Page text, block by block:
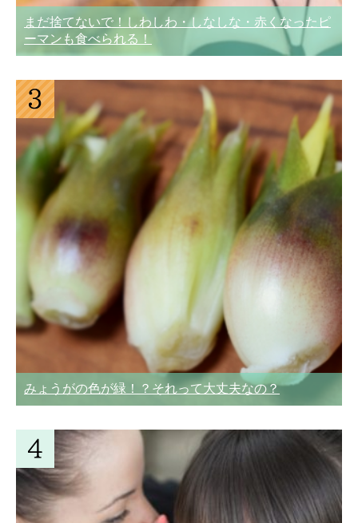
まだ捨てないで！しわしわ・しなしな・赤くなったピ
ーマンも食べられる！
みょうがの色が緑！？それって大丈夫なの？